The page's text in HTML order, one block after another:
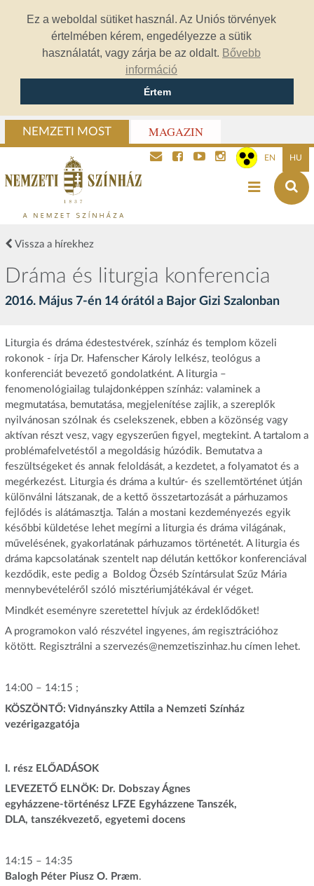
Ez a weboldal sütiket használ. Az Uniós törvények
értelmében kérem, engedélyezze a sütik
használatát, vagy zárja be az oldalt. Bővebb
információ
Értem
NEMZETI MOST MAGAZIN
EN HU
Vissza a hírekhez
Dráma és liturgia konferencia
2016. Május 7-én 14 órától a Bajor Gizi Szalonban
Liturgia és dráma édestestvérek, színház és templom közeli
rokonok - írja Dr. Hafenscher Károly lelkész, teológus a
konferenciát bevezető gondolatként. A liturgia –
fenomenológiailag tulajdonképpen színház: valaminek a
megmutatása, bemutatása, megjelenítése zajlik, a szereplők
nyilvánosan szólnak és cselekszenek, ebben a közönség vagy
aktívan részt vesz, vagy egyszerűen figyel, megtekint. A tartalom a
problémafelvetéstől a megoldásig húzódik. Bemutatva a
feszültségeket és annak feloldását, a kezdetet, a folyamatot és a
megérkezést. Liturgia és dráma a kultúr- és szellemtörténet útján
különválni látszanak, de a kettő összetartozását a párhuzamos
fejlődés is alátámasztja. Talán a mostani kezdeményezés egyik
későbbi küldetése lehet megírni a liturgia és dráma világának,
művelésének, gyakorlatának párhuzamos történetét. A liturgia és
dráma kapcsolatának szentelt nap délután kettőkor konferenciával
kezdődik, este pedig a Boldog Özséb Színtársulat Szűz Mária
mennybevételéről szóló misztériumjátékával ér véget.
Mindkét eseményre szeretettel hívjuk az érdeklődőket!
A programokon való részvétel ingyenes, ám regisztrációhoz
kötött. Regisztrálni a szervezés@nemzetiszinhaz.hu címen lehet.
14:00 – 14:15 ;
KÖSZÖNTŐ: Vidnyánszky Attila a Nemzeti Színház
vezérigazgatója
I. rész ELŐADÁSOK
LEVEZETŐ ELNÖK: Dr. Dobszay Ágnes
egyházzene-történész LFZE Egyházzene Tanszék,
DLA, tanszékvezető, egyetemi docens
14:15 – 14:35
Balogh Péter Piusz O. Præm.